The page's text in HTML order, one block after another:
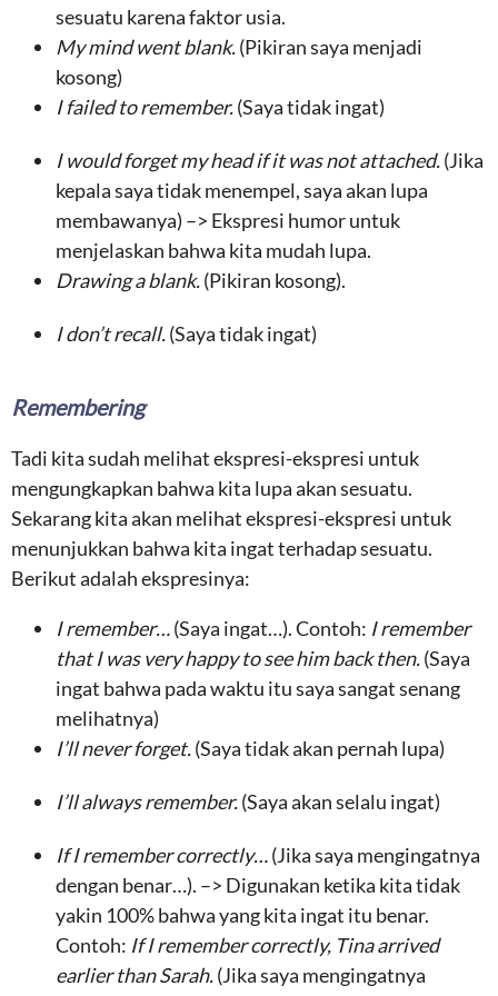
sesuatu karena faktor usia.
My mind went blank.(Pikiran saya menjadi
kosong)
I failed to remember.(Saya tidak ingat)
I would forget my head if it was not attached.(Jika
kepala saya tidak menempel, saya akan lupa
membawanya) –> Ekspresi humor untuk
menjelaskan bahwa kita mudah lupa.
Drawing a blank.(Pikiran kosong).
I don’t recall.(Saya tidak ingat)
Remembering
Tadi kita sudah melihat ekspresi-ekspresi untuk
mengungkapkan bahwa kita lupa akan sesuatu.
Sekarang kita akan melihat ekspresi-ekspresi untuk
menunjukkan bahwa kita ingat terhadap sesuatu.
Berikut adalah ekspresinya:
I remember…(Saya ingat…). Contoh: I remember
that I was very happy to see him back then.(Saya
ingat bahwa pada waktu itu saya sangat senang
melihatnya)
I’ll never forget.(Saya tidak akan pernah lupa)
I’ll always remember.(Saya akan selalu ingat)
If I remember correctly…(Jika saya mengingatnya
dengan benar…). –> Digunakan ketika kita tidak
yakin 100% bahwa yang kita ingat itu benar.
Contoh: If I remember correctly, Tina arrived
earlier than Sarah.(Jika saya mengingatnya